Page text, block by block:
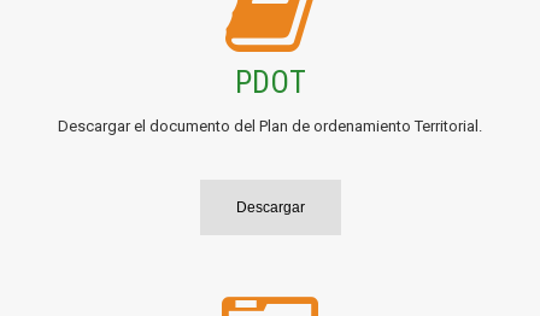
PDOT
Descargar el documento del Plan de ordenamiento Territorial.
Descargar